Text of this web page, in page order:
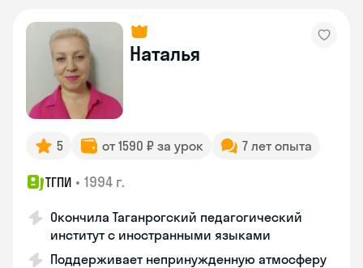
Наталья
5 от 1590 ₽ за урок 7 лет опыта
ТГПИ • 1994 г.
Окончила Таганрогский педагогический
институт с иностранными языками
Поддерживает непринужденную атмосферу